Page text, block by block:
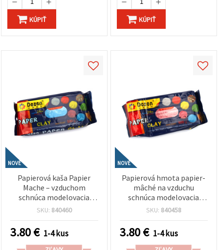
KÚPIŤ KÚPIŤ
NOVÉ
Papierová kaša Papier
Mache – vzduchom
schnúca modelovacia
hmota DOZEN modrá –
ľahko tvarovateľná –
ideálna na kreatívne
modelovanie, sochárstvo,
SKU: 840460
3.80€ 1-4 kus
NOVÉ
Papierová hmota papier-
mâché na vzduchu
schnúca modelovacia
hmota – DOZEN, ružová,
modelovanie, tvorenie,
školské projekty a DIY
kreatívne práce
SKU: 840458
3.80€ 1-4 kus